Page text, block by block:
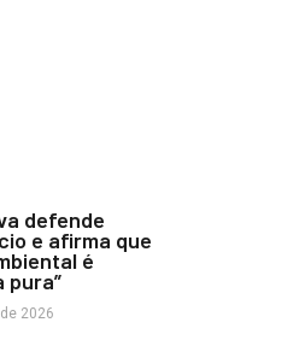
defende
e afirma que
é
pura”
2026